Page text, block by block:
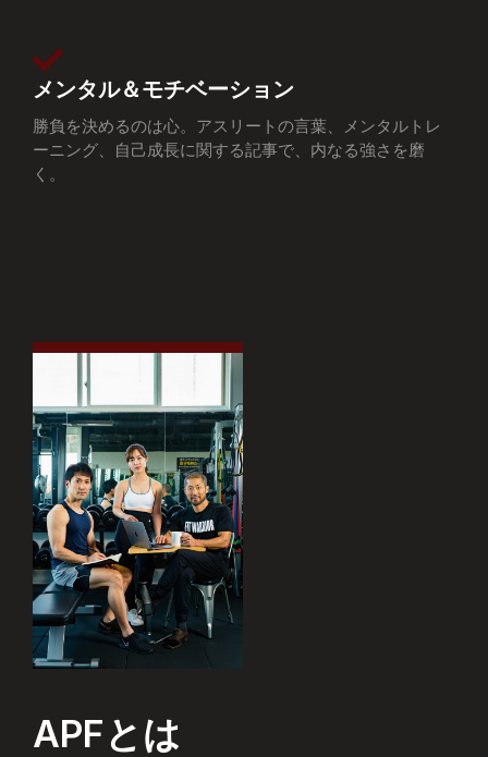
メンタル＆モチベーション
勝負を決めるのは心。アスリートの言葉、メンタルトレ
ーニング、自己成長に関する記事で、内なる強さを磨
く。
APFとは